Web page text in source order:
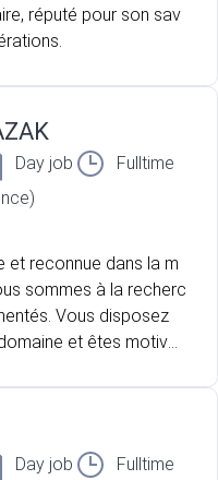
réputé pour son sav
Day job
Fulltime
et reconnue dans la m
sommes à la recherc
Vous disposez
et êtes motivé
Day job
Fulltime